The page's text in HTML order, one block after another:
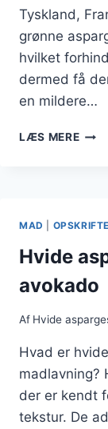
Tyskland,
grønne
hvilket
dermed få
en mildere…
LÆS MEREHVIDE
MAD
Hvide
avokado
Af Hvide
Hvad er
madlavning?
der er kendt
tekstur. De